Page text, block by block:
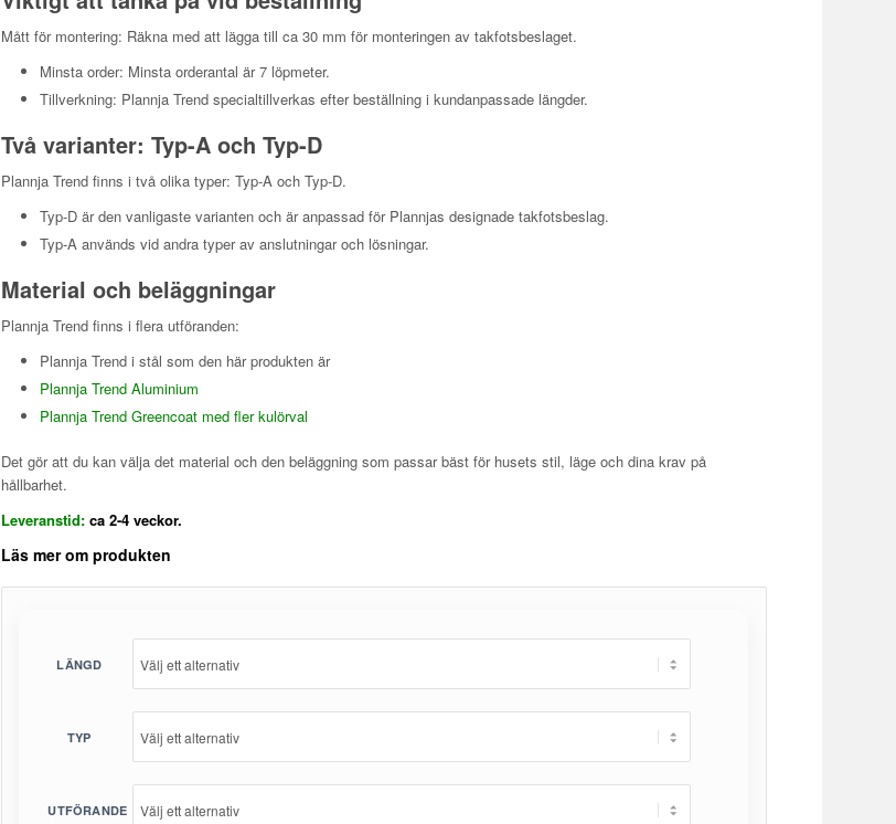
Mått för montering: Räkna med att lägga till ca 30 mm för monteringen av takfotsbeslaget.
Minsta order: Minsta orderantal är 7 löpmeter.
Tillverkning: Plannja Trend specialtillverkas efter beställning i kundanpassade längder.
Två varianter: Typ-A och Typ-D
Plannja Trend finns i två olika typer: Typ-A och Typ-D.
Typ-D är den vanligaste varianten och är anpassad för Plannjas designade takfotsbeslag.
Typ-A används vid andra typer av anslutningar och lösningar.
Material och beläggningar
Plannja Trend finns i flera utföranden:
Plannja Trend i stål som den här produkten är
Plannja Trend Aluminium
Plannja Trend Greencoat med fler kulörval
Det gör att du kan välja det material och den beläggning som passar bäst för husets stil, läge och dina krav på
hållbarhet.
Leveranstid:ca 2-4 veckor.
Läs mer om produkten
LÄNGD
TYP
UTFÖRANDE